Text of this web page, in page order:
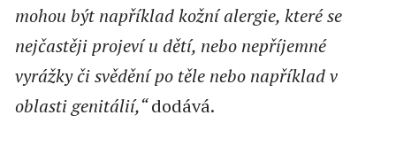
mohou být například kožní alergie, které se
nejčastěji projeví u dětí, nebo nepříjemné
vyrážky či svědění po těle nebo například v
oblasti genitálií,“dodává.